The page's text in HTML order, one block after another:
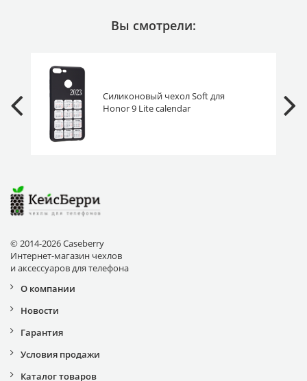
Вы смотрели:
Силиконовый чехол Soft для
Honor 9 Lite calendar
© 2014-2026 Caseberry
Интернет-магазин чехлов
и аксессуаров для телефона
О компании
Новости
Гарантия
Условия продажи
Каталог товаров